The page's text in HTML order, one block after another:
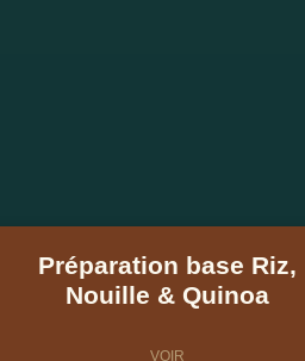
Préparation base Riz,
Nouille & Quinoa
VOIR